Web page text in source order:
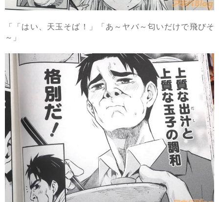
「「はい、天玉そば！」「あ～ヤバ～匂いだけで飛びそ
～」